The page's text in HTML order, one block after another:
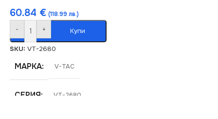
60.84 € (118.99 лв.)
- + Купи
SKU: VT-2680
МАРКА V-TAC
СЕРИЯ VT-2680